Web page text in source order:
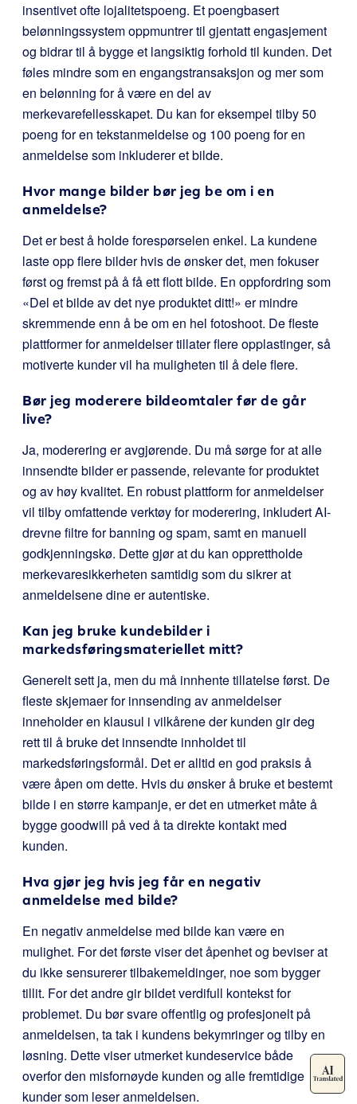
insentivet ofte lojalitetspoeng. Et poengbasert
belønningssystem oppmuntrer til gjentatt engasjement
og bidrar til å bygge et langsiktig forhold til kunden. Det
føles mindre som en engangstransaksjon og mer som
en belønning for å være en del av
merkevarefellesskapet. Du kan for eksempel tilby 50
poeng for en tekstanmeldelse og 100 poeng for en
anmeldelse som inkluderer et bilde.
Hvor mange bilder bør jeg be om i en
anmeldelse?
Det er best å holde forespørselen enkel. La kundene
laste opp flere bilder hvis de ønsker det, men fokuser
først og fremst på å få ett flott bilde. En oppfordring som
«Del et bilde av det nye produktet ditt!» er mindre
skremmende enn å be om en hel fotoshoot. De fleste
plattformer for anmeldelser tillater flere opplastinger, så
motiverte kunder vil ha muligheten til å dele flere.
Bør jeg moderere bildeomtaler før de går
live?
Ja, moderering er avgjørende. Du må sørge for at alle
innsendte bilder er passende, relevante for produktet
og av høy kvalitet. En robust plattform for anmeldelser
vil tilby omfattende verktøy for moderering, inkludert AI-
drevne filtre for banning og spam, samt en manuell
godkjenningskø. Dette gjør at du kan opprettholde
merkevaresikkerheten samtidig som du sikrer at
anmeldelsene dine er autentiske.
Kan jeg bruke kundebilder i
markedsføringsmateriellet mitt?
Generelt sett ja, men du må innhente tillatelse først. De
fleste skjemaer for innsending av anmeldelser
inneholder en klausul i vilkårene der kunden gir deg
rett til å bruke det innsendte innholdet til
markedsføringsformål. Det er alltid en god praksis å
være åpen om dette. Hvis du ønsker å bruke et bestemt
bilde i en større kampanje, er det en utmerket måte å
bygge goodwill på ved å ta direkte kontakt med
kunden.
Hva gjør jeg hvis jeg får en negativ
anmeldelse med bilde?
En negativ anmeldelse med bilde kan være en
mulighet. For det første viser det åpenhet og beviser at
du ikke sensurerer tilbakemeldinger, noe som bygger
tillit. For det andre gir bildet verdifull kontekst for
problemet. Du bør svare offentlig og profesjonelt på
anmeldelsen, ta tak i kundens bekymringer og tilby en
løsning. Dette viser utmerket kundeservice både
overfor den misfornøyde kunden og alle fremtidige
kunder som leser anmeldelsen.